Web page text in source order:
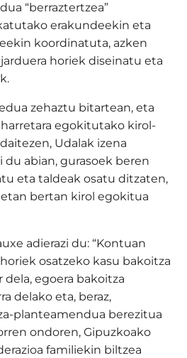
“berraztertzea”
erakundeekin eta
koordinatuta, azken
horiek diseinatu eta
zehaztu bitartean, eta
egokitutako kirol-
Udalak izena
abian, gurasoek beren
eta taldeak osatu ditzaten,
bertan kirol egokitua
adierazi du: “Kontuan
osatzeko kasu bakoitza
egoera bakoitza
delako eta, beraz,
planteamendua berezitua
ondoren, Gipuzkoako
familiekin biltzea